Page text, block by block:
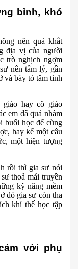
bỉnh, khó
nên quá khắt
địa vị của người
trò nghịch ngợm
nên tâm lý, gần
và bày tỏ tâm tình
hay cô giáo
em đã quá nhàm
buổi học để cùng
hay kể một câu
một hiện tượng
rồi thì gia sư nói
thoả mái truyền
kỹ năng mềm
đó gia sư còn tha
khí thế học tập
với phụ